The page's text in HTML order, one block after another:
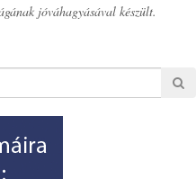
jóváhagyásával készült.